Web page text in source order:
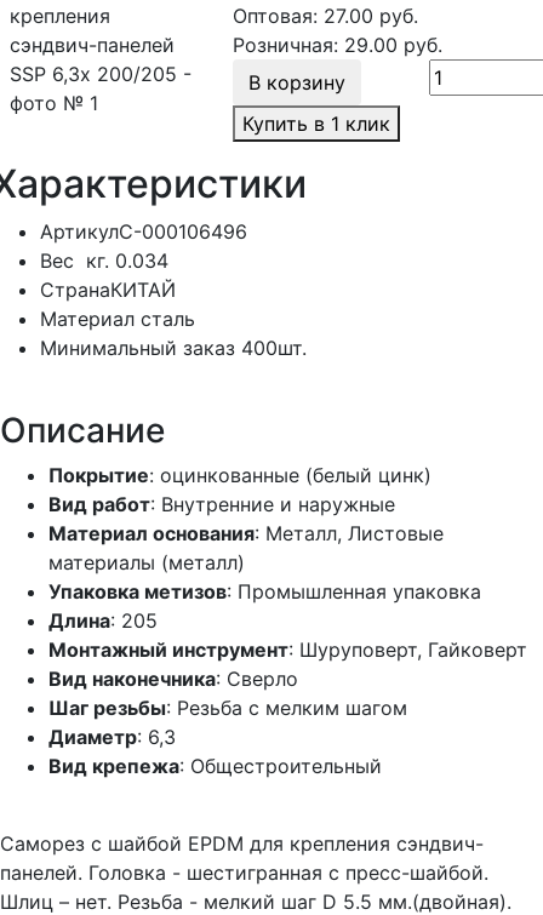
АртикулС-000106496
Вес кг. 0.034
СтранаКИТАЙ
Материал сталь
Минимальный заказ 400шт.
Оптовая: 27.00 руб.
Розничная: 29.00 руб.
В корзину
Купить в 1 клик
Описание
Покрытие: оцинкованные (белый цинк)
Вид работ: Внутренние и наружные
Материал основания: Металл, Листовые
материалы (металл)
Упаковка метизов: Промышленная упаковка
Длина: 205
Монтажный инструмент: Шуруповерт, Гайковерт
Вид наконечника: Сверло
Шаг резьбы: Резьба с мелким шагом
Диаметр: 6,3
Вид крепежа: Общестроительный
Саморез с шайбой EPDM для крепления сэндвич-
панелей. Головка - шестигранная с пресс-шайбой.
Шлиц – нет. Резьба - мелкий шаг D 5.5 мм.(двойная).